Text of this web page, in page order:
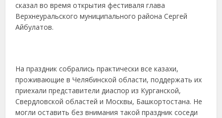
сказал во время открытия фестиваля глава
Верхнеуральского муниципального района Сергей
Айбулатов.
На праздник собрались практически все казахи,
проживающие в Челябинской области, поддержать их
приехали представители диаспор из Курганской,
Свердловской областей и Москвы, Башкортостана. Не
могли оставить без внимания такой праздник соседи